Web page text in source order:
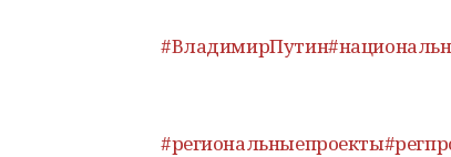
#ВладимирПутин
#региональныепроекты